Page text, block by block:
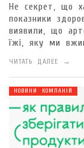
Не секрет, що
показники
виявили, що
їжі, яку ми
ЧИТАТЬ ДАЛЕЕ →
НОВИНИ КОМПАНІЙ